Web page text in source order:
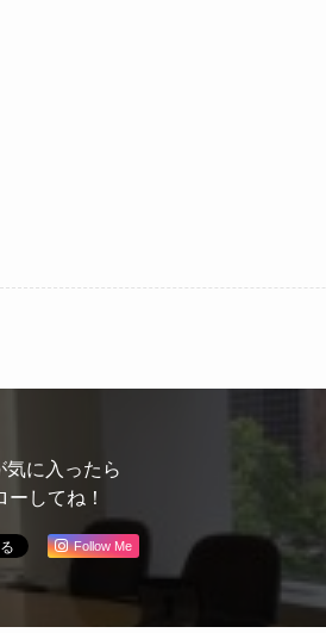
気に入ったら
ーしてね！
Follow Me